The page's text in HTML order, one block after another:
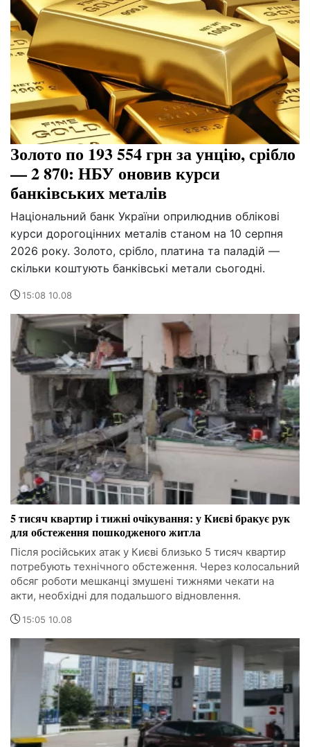
Золото по 193 554 грн за унцію, срібло
— 2 870: НБУ оновив курси
банківських металів
Національний банк України оприлюднив облікові
курси дорогоцінних металів станом на 10 серпня
2026 року. Золото, срібло, платина та паладій —
скільки коштують банківські метали сьогодні.
15:08 10.08
5 тисяч квартир і тижні очікування: у Києві бракує рук
для обстеження пошкодженого житла
Після російських атак у Києві близько 5 тисяч квартир
потребують технічного обстеження. Через колосальний
обсяг роботи мешканці змушені тижнями чекати на
акти, необхідні для подальшого відновлення.
15:05 10.08